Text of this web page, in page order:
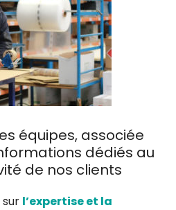
équipes, associée
dédiés au
de nos clients
l’expertise et la